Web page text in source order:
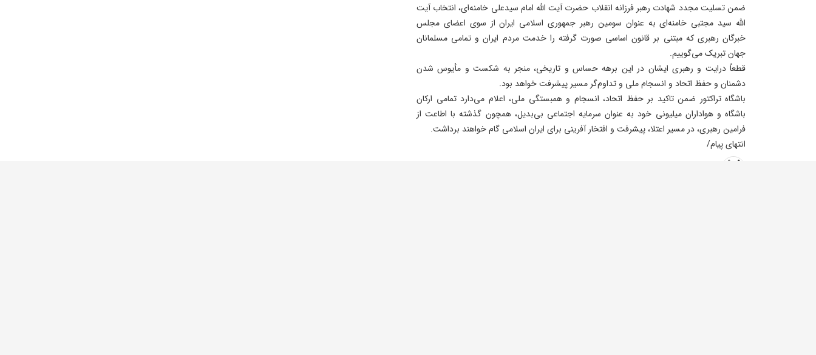
ضمن تسلیت مجدد شهادت رهبر فرزانه انقلاب حضرت آیت‌ الله امام سیدعلی خامنه‌ای، انتخاب آیت
الله سید مجتبی خامنه‌ای به عنوان سومین رهبر جمهوری اسلامی ایران از سوی اعضای مجلس
خبرگان رهبری که مبتنی بر قانون اساسی صورت گرفته را خدمت مردم ایران و تمامی مسلمانان
جهان تبریک می‌گوییم.
قطعاً درایت و رهبری ایشان در این برهه حساس و تاریخی، منجر به شکست و مأیوس شدن
دشمنان و حفظ اتحاد و انسجام ملی و تداوم‌گر مسیر پیشرفت خواهد بود.
باشگاه تراکتور ضمن تاکید بر حفظ اتحاد، انسجام و همبستگی ملی، اعلام می‌دارد تمامی ارکان
باشگاه و هواداران میلیونی خود به عنوان سرمایه اجتماعی بی‌بدیل، همچون گذشته با اطاعت از
فرامین رهبری، در مسیر اعتلا، پیشرفت و افتخار آفرینی برای ایران اسلامی گام خواهند برداشت.
انتهای پیام/